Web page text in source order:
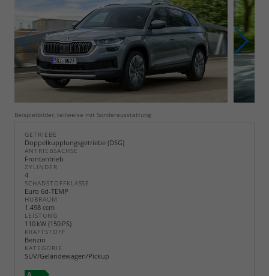
Beispielbilder, teilweise mit Sonderausstattung
GETRIEBE
Doppelkupplungsgetriebe (DSG)
ANTRIEBSACHSE
Frontantrieb
ZYLINDER
4
SCHADSTOFFKLASSE
Euro 6d-TEMP
HUBRAUM
1.498 ccm
LEISTUNG
110 kW (150 PS)
KRAFTSTOFF
Benzin
KATEGORIE
SUV/Geländewagen/Pickup